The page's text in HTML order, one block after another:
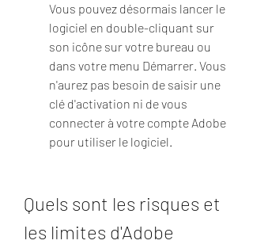
Vous pouvez désormais lancer le
logiciel en double-cliquant sur
son icône sur votre bureau ou
dans votre menu Démarrer. Vous
n'aurez pas besoin de saisir une
clé d'activation ni de vous
connecter à votre compte Adobe
pour utiliser le logiciel.
Quels sont les risques et
les limites d'Adobe